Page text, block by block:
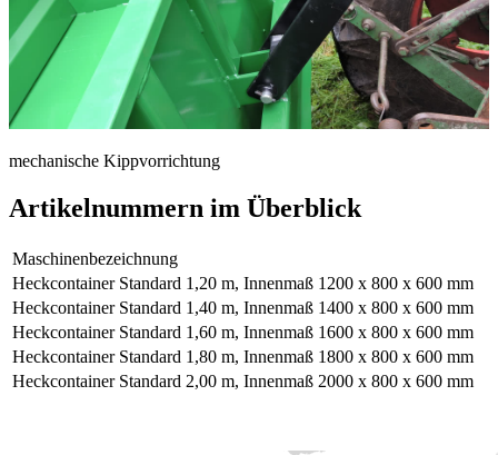
mechanische Kippvorrichtung
Artikelnummern im Überblick
Maschinen­bezeichnung
Heckcontainer Standard 1,20 m, Innenmaß 1200 x 800 x 600 mm
Heckcontainer Standard 1,40 m, Innenmaß 1400 x 800 x 600 mm
Heckcontainer Standard 1,60 m, Innenmaß 1600 x 800 x 600 mm
Heckcontainer Standard 1,80 m, Innenmaß 1800 x 800 x 600 mm
Heckcontainer Standard 2,00 m, Innenmaß 2000 x 800 x 600 mm